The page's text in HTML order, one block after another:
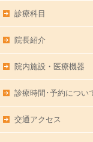
診療科目
院長紹介
院内施設・医療機器
診療時間･予約につい
交通アクセス